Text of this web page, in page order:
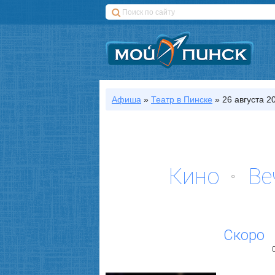
Афиша » Театр в Пинске » 26 августа
Кино
Скоро